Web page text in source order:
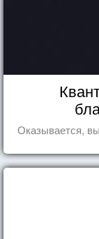
Оказывается,